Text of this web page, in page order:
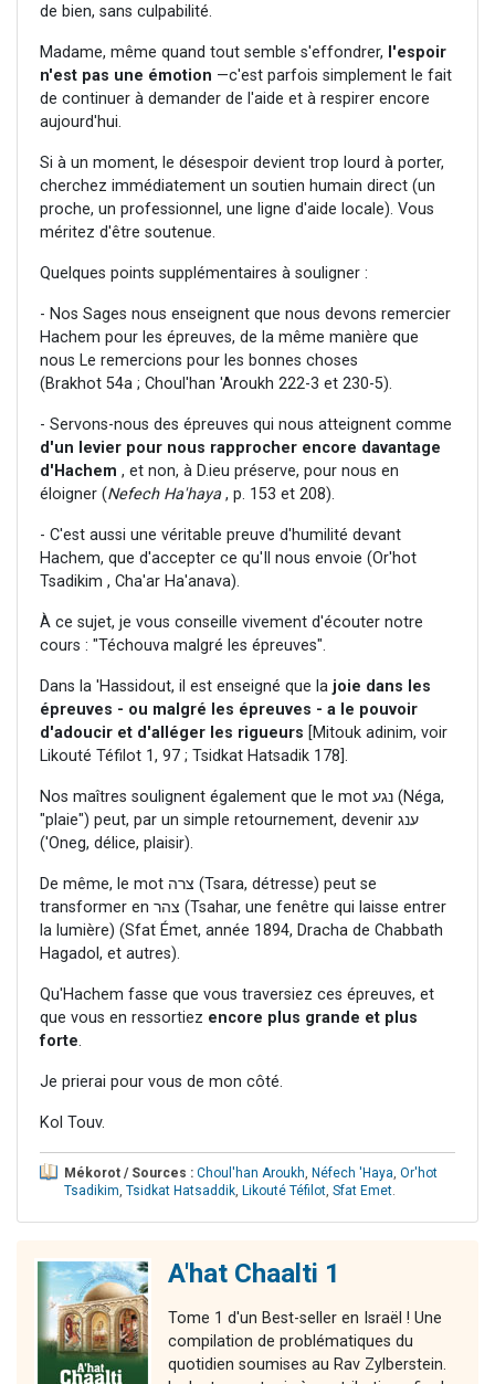
de bien, sans culpabilité.
Madame, même quand tout semble s'effondrer, l'espoir
n'est pas une émotion —c'est parfois simplement le fait
de continuer à demander de l'aide et à respirer encore
aujourd'hui.
Si à un moment, le désespoir devient trop lourd à porter,
cherchez immédiatement un soutien humain direct (un
proche, un professionnel, une ligne d'aide locale). Vous
méritez d'être soutenue.
Quelques points supplémentaires à souligner :
- Nos Sages nous enseignent que nous devons remercier
Hachem pour les épreuves, de la même manière que
nous Le remercions pour les bonnes choses
(Brakhot 54a ; Choul'han 'Aroukh 222-3 et 230-5).
- Servons-nous des épreuves qui nous atteignent comme
d'un levier pour nous rapprocher encore davantage
d'Hachem , et non, à D.ieu préserve, pour nous en
éloigner (Nefech Ha'haya, p. 153 et 208).
- C'est aussi une véritable preuve d'humilité devant
Hachem, que d'accepter ce qu'Il nous envoie (Or'hot
Tsadikim , Cha'ar Ha'anava).
À ce sujet, je vous conseille vivement d'écouter notre
cours : "Téchouva malgré les épreuves".
Dans la 'Hassidout, il est enseigné que la joie dans les
épreuves - ou malgré les épreuves - a le pouvoir
d'adoucir et d'alléger les rigueurs [Mitouk adinim, voir
Likouté Téfilot 1, 97 ; Tsidkat Hatsadik 178].
Nos maîtres soulignent également que le mot נגע (Néga,
"plaie") peut, par un simple retournement, devenir ענג
('Oneg, délice, plaisir).
De même, le mot צרה (Tsara, détresse) peut se
transformer en צהר (Tsahar, une fenêtre qui laisse entrer
la lumière) (Sfat Émet, année 1894, Dracha de Chabbath
Hagadol, et autres).
Qu'Hachem fasse que vous traversiez ces épreuves, et
que vous en ressortiez encore plus grande et plus
forte.
Je prierai pour vous de mon côté.
Kol Touv.
Mékorot / Sources : Choul'han Aroukh, Néfech 'Haya, Or'hot
Tsadikim, Tsidkat Hatsaddik, Likouté Téfilot, Sfat Emet.
A'hat Chaalti 1
Tome 1 d'un Best-seller en Israël ! Une
compilation de problématiques du
quotidien soumises au Rav Zylberstein.